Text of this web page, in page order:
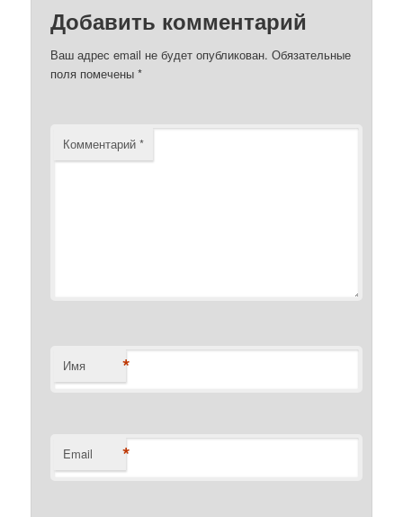
Добавить комментарий
Ваш адрес email не будет опубликован. Обязательные
поля помечены*
Комментарий*
Имя *
Email *